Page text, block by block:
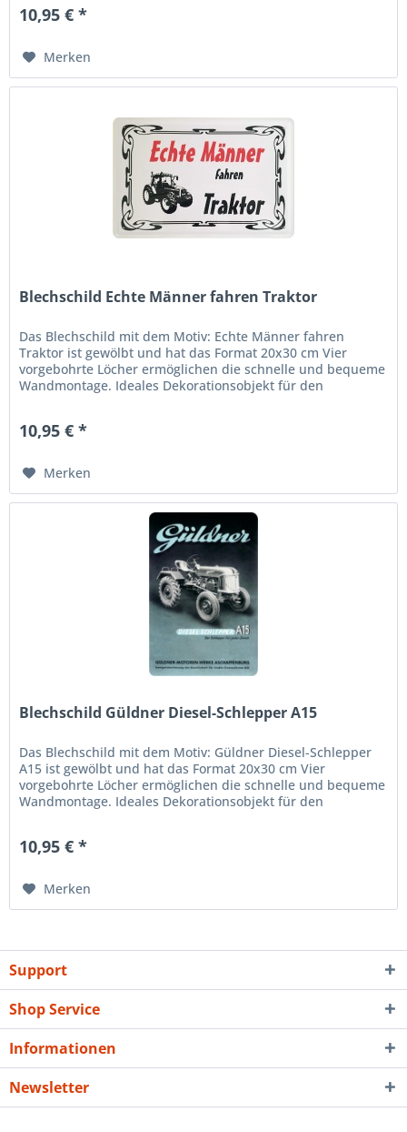
10,95 € *
Merken
Blechschild Echte Männer fahren Traktor
Das Blechschild mit dem Motiv: Echte Männer fahren
Traktor ist gewölbt und hat das Format 20x30 cm Vier
vorgebohrte Löcher ermöglichen die schnelle und bequeme
Wandmontage. Ideales Dekorationsobjekt für den
10,95 € *
Merken
Blechschild Güldner Diesel-Schlepper A15
Das Blechschild mit dem Motiv: Güldner Diesel-Schlepper
A15 ist gewölbt und hat das Format 20x30 cm Vier
vorgebohrte Löcher ermöglichen die schnelle und bequeme
Wandmontage. Ideales Dekorationsobjekt für den
10,95 € *
Merken
Support
Shop Service
Informationen
Newsletter